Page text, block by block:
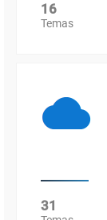
16
Temas
31